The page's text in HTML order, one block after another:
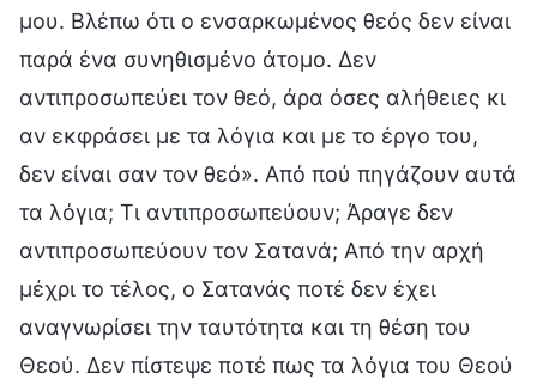
μου. Βλέπω ότι ο ενσαρκωμένος θεός δεν είναι
παρά ένα συνηθισμένο άτομο. Δεν
αντιπροσωπεύει τον θεό, άρα όσες αλήθειες κι
αν εκφράσει με τα λόγια και με το έργο του,
δεν είναι σαν τον θεό». Από πού πηγάζουν αυτά
τα λόγια; Τι αντιπροσωπεύουν; Άραγε δεν
αντιπροσωπεύουν τον Σατανά; Από την αρχή
μέχρι το τέλος, ο Σατανάς ποτέ δεν έχει
αναγνωρίσει την ταυτότητα και τη θέση του
Θεού. Δεν πίστεψε ποτέ πως τα λόγια του Θεού